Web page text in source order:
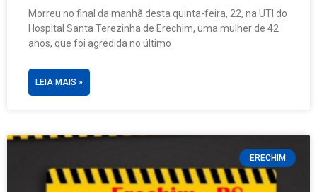
Morreu no final da manhã desta quinta-feira, 22, na UTI do
Hospital Santa Terezinha de Erechim, uma mulher de 42
anos, que foi agredida no último
LEIA MAIS »
ERECHIM